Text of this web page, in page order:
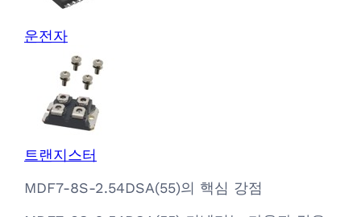
운전자
트랜지스터
MDF7-8S-2.54DSA(55)의 핵심 강점